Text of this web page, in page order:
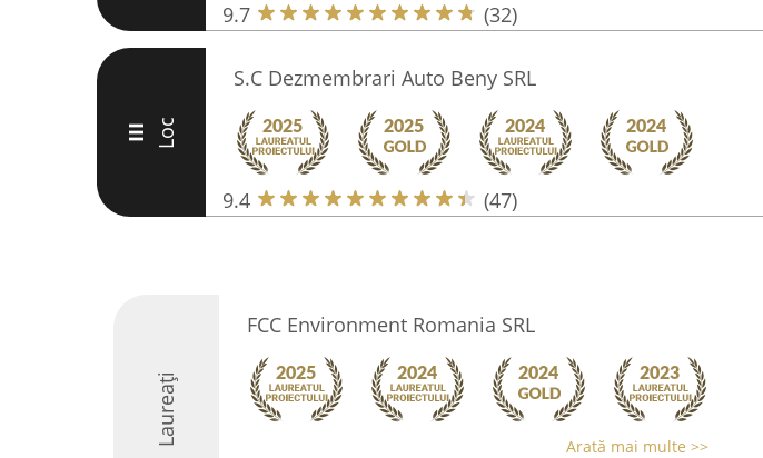
9.7 (32)
III Loc
S.C Dezmembrari Auto Beny SRL
9.4 (47)
Laureați
FCC Environment Romania SRL
Arată mai multe >>